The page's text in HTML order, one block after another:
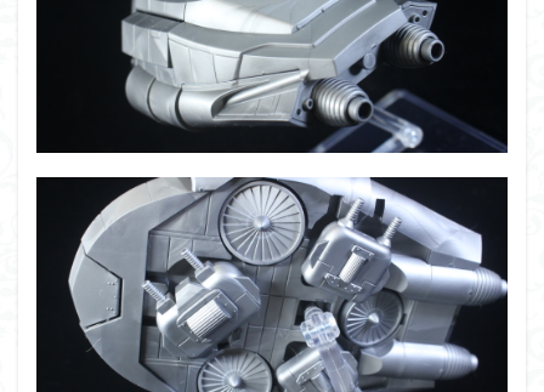
仮面ライダードライブ
仮面ライダーブレイド
侵略ロボ
倉持ｷｮｰﾘｭｰ 元祖SD
全塗装
内容紹介
勇者王 化石
塗装
塗装組立キット
境界戦機
展示
平成ザクジム合戦くらくらR
平成ザクジム合戦くらくらR3
平成ザクジム合戦くらくらR4
平成ザクジム合戦くらくらR6
平成ザクジム合戦くらくらR7
楽園追放
横浜ガンダム
橘猫工業 機動動姫
水星の魔女